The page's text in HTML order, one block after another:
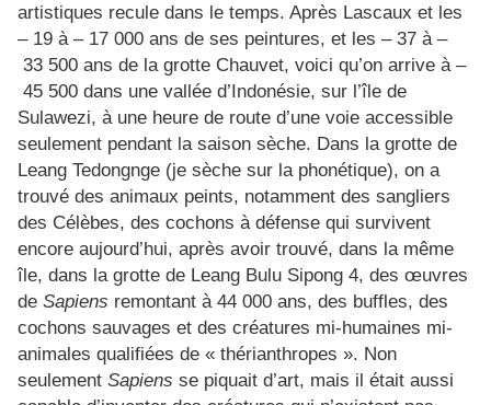
artistiques recule dans le temps. Après Lascaux et les
– 19 à – 17 000 ans de ses peintures, et les – 37 à –
33 500 ans de la grotte Chauvet, voici qu’on arrive à –
45 500 dans une vallée d’Indonésie, sur l’île de
Sulawezi, à une heure de route d’une voie accessible
seulement pendant la saison sèche. Dans la grotte de
Leang Tedongnge (je sèche sur la phonétique), on a
trouvé des animaux peints, notamment des sangliers
des Célèbes, des cochons à défense qui survivent
encore aujourd’hui, après avoir trouvé, dans la même
île, dans la grotte de Leang Bulu Sipong 4, des œuvres
de Sapiens remontant à 44 000 ans, des buffles, des
cochons sauvages et des créatures mi-humaines mi-
animales qualifiées de « thérianthropes ». Non
seulement Sapiens se piquait d’art, mais il était aussi